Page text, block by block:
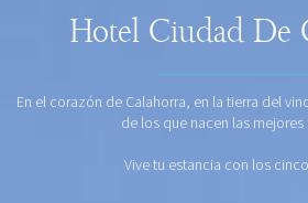
Hotel Ciudad De
En el corazón de Calahorra, en la tierra del
de los que nacen las mejores
Vive tu estancia con los